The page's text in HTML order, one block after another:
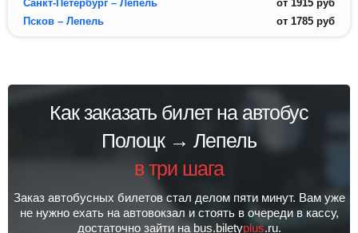
Санкт-Петербург – Лепель
от 1915 руб
Псков – Лепель
от 1785 руб
Как заказать билет на автобус
Полоцк → Лепель
в три шага
Заказ автобусных билетов стал делом пяти минут. Вам уже
не нужно ехать на автовокзал и стоять в очереди в кассу,
достаточно зайти на bus.biletyplus.ru.